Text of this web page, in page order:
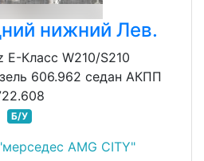
нижний Лев.
E-Класс W210/S210
606.962 седан АКПП
Б/У
AMG CITY"